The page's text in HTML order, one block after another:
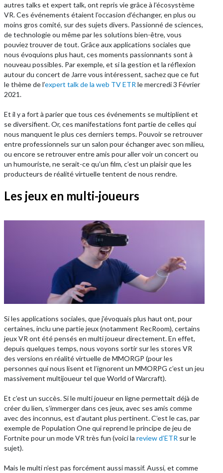
autres talks et expert talk, ont repris vie grâce à l’écosystème
VR. Ces événements étaient l’occasion d’échanger, en plus ou
moins gros comité, sur des sujets divers. Passionné de sciences,
de technologie ou même par les solutions bien-être, vous
pouviez trouver de tout. Grâce aux applications sociales que
nous évoquions plus haut, ces moments passionnants sont à
nouveau possibles. Par exemple, et si la gestion et la réflexion
autour du concert de Jarre vous intéressent, sachez que ce fut
le thème de l’expert talk de la web TV ETR le mercredi 3 Février
2021.
Et il y a fort à parier que tous ces événements se multiplient et
se diversifient. Or, ces manifestations font partie de celles qui
nous manquent le plus ces derniers temps. Pouvoir se retrouver
entre professionnels sur un salon pour échanger avec son milieu,
ou encore se retrouver entre amis pour aller voir un concert ou
un humouriste, ne serait-ce qu’un film, c’est un plaisir que les
producteurs de réalité virtuelle tentent de nous rendre.
Les jeux en multi-joueurs
Si les applications sociales, que j’évoquais plus haut ont, pour
certaines, inclu une partie jeux (notamment RecRoom), certains
jeux VR ont été pensés en multi joueur directement. En effet,
depuis quelques temps, nous voyons sortir sur les stores VR
des versions en réalité virtuelle de MMORGP (pour les
personnes qui nous lisent et l’ignorent un MMORPG c’est un jeu
massivement multijoueur tel que World of Warcraft).
Et c’est un succès. Si le multi joueur en ligne permettait déjà de
créer du lien, s’immerger dans ces jeux, avec ses amis comme
avec des inconnus, est d’autant plus pertinent. C’est le cas, par
exemple de Population One qui reprend le principe de jeu de
Fortnite pour un mode VR très fun (voici la review d’ETR sur le
sujet).
Mais le multi n’est pas forcément aussi massif. Aussi, et comme